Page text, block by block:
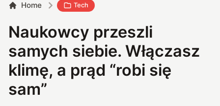
Home Tech
Naukowcy przeszli
samych siebie. Włączasz
klimę, a prąd “robi się
sam”